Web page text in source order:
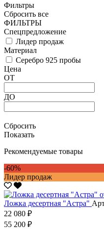
Фильтры
Сбросить все
ФИЛЬТРЫ
Спецпредложение
Лидер продаж
Материал
Серебро 925 пробы
Цена
ОТ
ДО
Сбросить
Показать
Рекомендуемые товары
-60%
Лидер продаж
Ложка десертная "Астра"
22 080 ₽
55 200 ₽